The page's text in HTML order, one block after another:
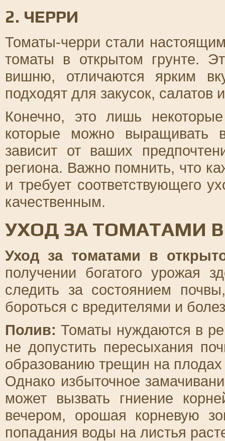
2. ЧЕРРИ
Томаты-черри стали
томаты в открытом грунте.
вишню, отличаются ярким
подходят для закусок, салатов
Конечно, это лишь
которые можно выращивать
зависит от ваших
региона. Важно помнить, что
и требует соответствующего
качественным.
УХОД ЗА ТОМАТАМИ
Уход за томатами в
получении богатого урожая
следить за состоянием
бороться с вредителями и
Полив: Томаты нуждаются в
не допустить пересыхания
образованию трещин на
Однако избыточное
может вызвать гниение
вечером, орошая корневую
попадания воды на листья